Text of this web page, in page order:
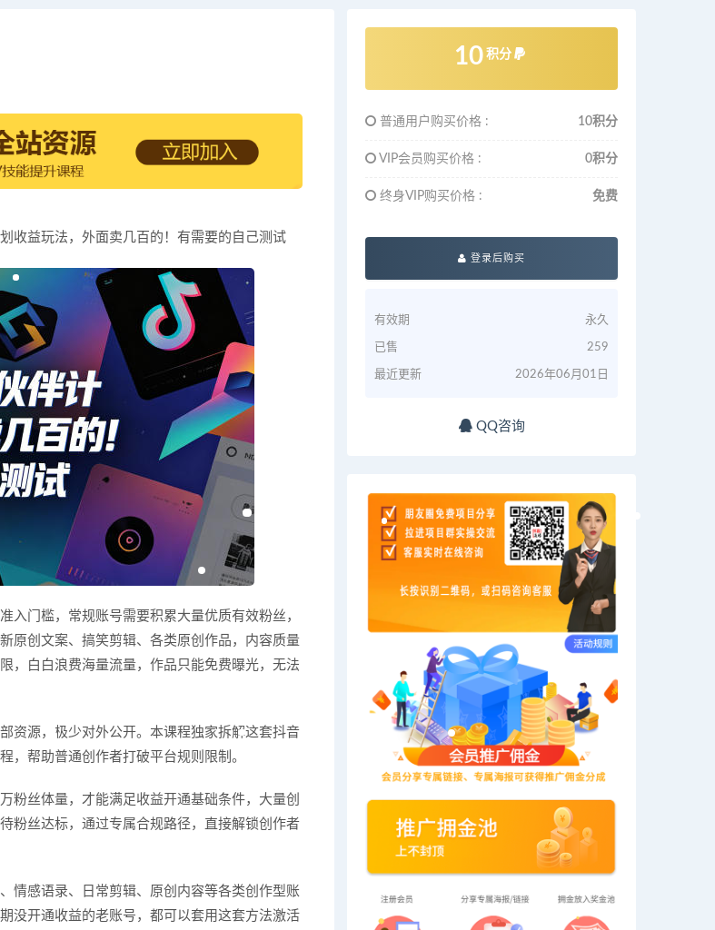
收益玩法，外面卖几百的！有需要的自己测试
入门槛，常规账号需要积累大量优质有效粉丝，
原创文案、搞笑剪辑、各类原创作品，内容质量
，白白浪费海量流量，作品只能免费曝光，无法
资源，极少对外公开。本课程独家拆解这套抖音
，帮助普通创作者打破平台规则限制。
粉丝体量，才能满足收益开通基础条件，大量创
粉丝达标，通过专属合规路径，直接解锁创作者
情感语录、日常剪辑、原创内容等各类创作型账
没开通收益的老账号，都可以套用这套方法激活
10 积分
普通用户购买价格 : 10积分
VIP会员购买价格 : 0积分
终身VIP购买价格 : 免费
登录后购买
有效期 永久
已售 259
最近更新 2026年06月01日
QQ咨询